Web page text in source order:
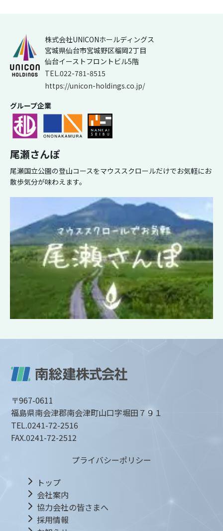
株式会社UNICONホールディングス
宮城県仙台市宮城野区榴岡2丁目
仙台イーストフロントビル5階
TEL.022-781-8515
https://unicon-holdings.co.jp/
グループ企業
尾瀬さんぽ
尾瀬国立公園の登山コースをマウススクロールだけでお気軽にお
散歩気分が味わえます。
〒967-0611
福島県南会津郡南会津町山口字堀田７９１
TEL.0241-72-2516
FAX.0241-72-2512
プライバシーポリシー
トップ
会社案内
協力会社の皆さまへ
採用情報